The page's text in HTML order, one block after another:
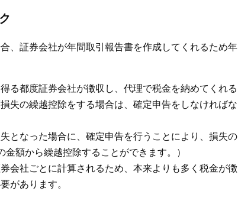
、証券会社が年間取引報告書を作成してくれるため年
る都度証券会社が徴収し、代理で税金を納めてくれる
失の繰越控除をする場合は、確定申告をしなければな
となった場合に、確定申告を行うことにより、損失の
額から繰越控除することができます。）
会社ごとに計算されるため、本来よりも多く税金が徴
があります。